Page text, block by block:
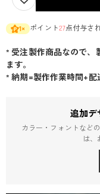
1× ポイント27点付与さ
* 受注製作商品なので、
ます。
* 納期=製作作業時間+配
追加デ
カラー・フォントなど
は、